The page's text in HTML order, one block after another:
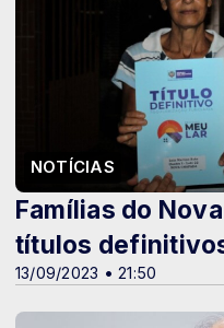
NOTÍCIAS
13/09/2023 • 21:50
Famílias do
títulos